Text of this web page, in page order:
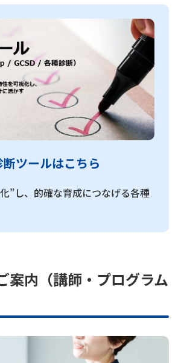
断ツールはこちら
”し、的確な育成につなげる各種
案内（講師・プログラム